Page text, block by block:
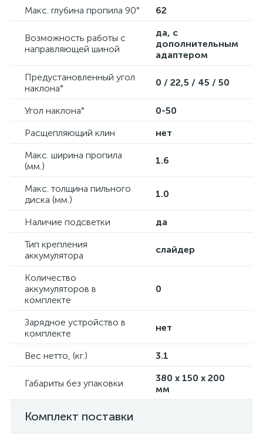
Макс. глубина пропила 90°
62
Возможность работы с
направляющей шиной
да, с
дополнительным
адаптером
Предустановленный угол
наклона°
0 / 22,5 / 45 / 50
Угол наклона°
0-50
Расщепляющий клин
нет
Мaкc. шиpинa пpoпилa
(мм.)
1.6
Макс. толщина пильного
диска (мм.)
1.0
Наличие подсветки
да
Тип крепления
аккумулятора
слайдер
Количество
аккумуляторов в
комплекте
0
Зарядное устройство в
комплекте
нет
Вес нетто, (кг.) 3.1
Габариты без упаковки
380 x 150 x 200
мм
Комплект поставки